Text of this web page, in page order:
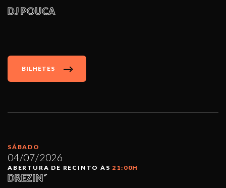
DJ POUCA
BILHETES
SÁBADO
04/07/2026
ABERTURA DE RECINTO ÀS21:00H
DREZIN´